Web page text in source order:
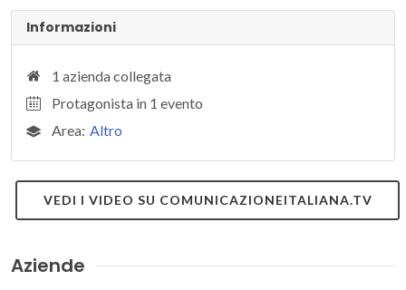
Informazioni
1 azienda collegata
Protagonista in 1 evento
Area: Altro
VEDI I VIDEO SU COMUNICAZIONEITALIANA.TV
Aziende